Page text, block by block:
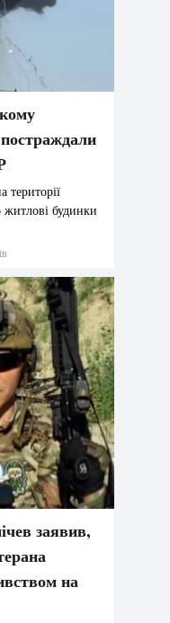
території
будинки
заявив,
на